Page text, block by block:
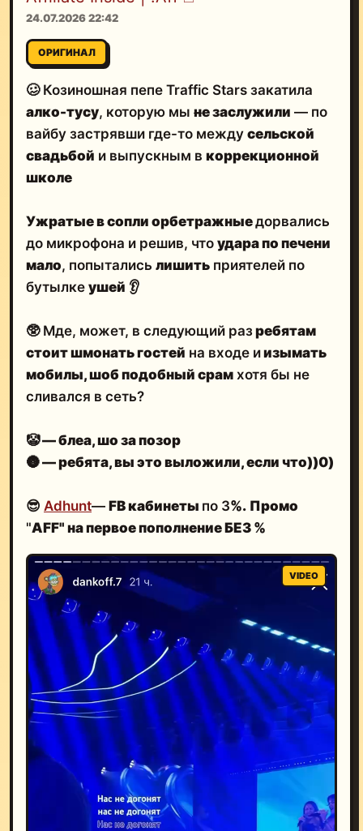
24.07.2026 22:42
ОРИГИНАЛ
🥴 Козиношная пепе Traffic Stars закатила
алко-тусу, которую мы незаслужили — по
вайбу застрявши где-то между сельской
свадьбой и выпускным в коррекционной
школе
Ужратые в сопли орбетражныедорвались
до микрофона и решив, что удара по печени
мало, попытались лишить приятелей по
бутылке ушей 👂
🥸 Мде, может, в следующий разребятам
стоит шмонать гостей на входе иизымать
мобилы, шоб подобный срам хотя бы не
сливался в сеть?
🤡— блеа, шо за позор
🌚— ребята, вы это выложили, если что))0)
😎 Adhunt— FB кабинеты по 3%. Промо
"AFF" на первое пополнение БЕЗ %